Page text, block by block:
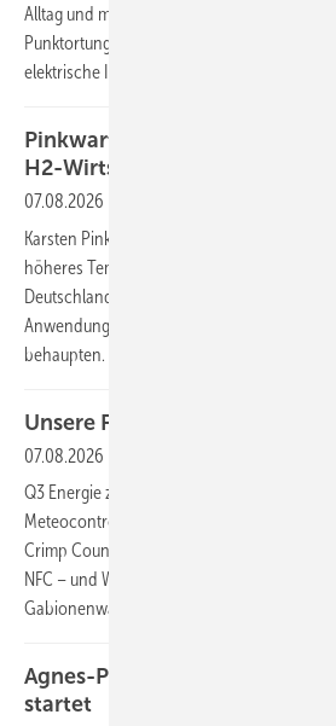
Alltag und mindern den Wert des Assets. Die
Punktortung beendet die Suche auf
elektrische Integrität von 1.500-Volt-
Pinkwart fordert schnelleren
H2-Wirtschaft
07.08.2026
Karsten Pinkwart, Mitglied des Nationalen
höheres Tempo beim Markthochlauf der
Deutschland müsse Forschungsergebnisse
Anwendungen überführen, um seine
behaupten.
Unsere Produkte der Woche
07.08.2026
Q3 Energie zeigt kompakte
Meteocontrol stellt Bluelog Neo für
Crimp Counter von Weidmüller überwacht
NFC – und Wi Solar präsentiert eine
Gabionenwände. Das sind unsere Produkte
Agnes-Prozess: Letzte
startet